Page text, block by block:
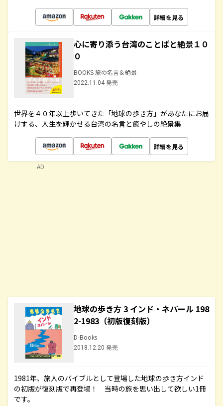
詳細を見る
心に寄り添う台湾のことばと絶景１０
０
BOOKS 旅の名言＆絶景
2022.11.04 発売
世界を４０年以上歩いてきた「地球の歩き方」があなたにお届
けする、人生を輝かせる台湾の名言と癒やしの絶景集
詳細を見る
地球の歩き方 3 インド・ネパール 198
2-1983（初版復刻版）
D-Books
2018.12.20 発売
1981年、旅人のバイブルとして登場した地球の歩き方インド
の初版が復刻版で再登場！ 当時の旅を思い出して欲しい1冊
です。
AD